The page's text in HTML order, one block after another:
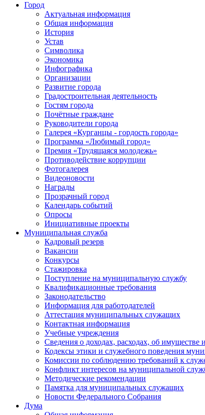
Город
Актуальная информация
Общая информация
История
Устав
Символика
Экономика
Инфографика
Организации
Развитие города
Градостроительная деятельность
Гостям города
Почётные граждане
Руководители города
Галерея «Курганцы - гордость города»
Программа «Любимый город»
Премия «Трудящаяся молодежь»
Противодействие коррупции
Фотогалерея
Видеоновости
Награды
Прозрачный город
Календарь событий
Опросы
Инициативные проекты
Муниципальная служба
Кадровый резерв
Вакансии
Конкурсы
Стажировка
Поступление на муниципальную службу
Квалификационные требования
Законодательство
Информация для работодателей
Аттестация муниципальных служащих
Контактная информация
Учебные учреждения
Сведения о доходах, расходах, об имуществе
Кодексы этики и служебного поведения
Комиссии по соблюдению требований к
Конфликт интересов на муниципальной
Методические рекомендации
Памятка для муниципальных служащих
Новости Федерального Cобрания
Дума